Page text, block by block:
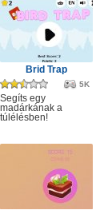
Brid Trap
5K
Segíts egy
madárkának a
túlélésben!